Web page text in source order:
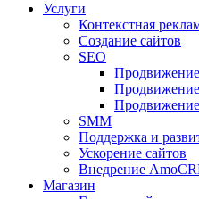
Услуги
Контекстная
Создание сайтов
SEO
Продвижение
Продвижение
SMM
Поддержка и
Ускорение сайтов
Внедрение
Магазин